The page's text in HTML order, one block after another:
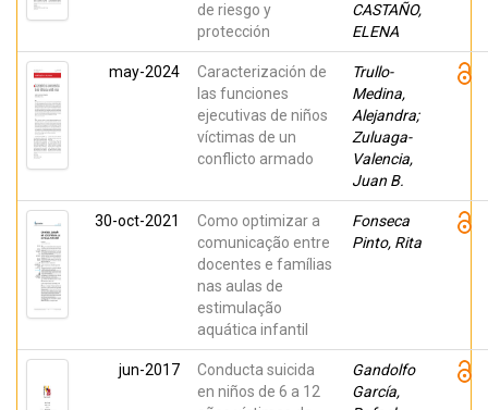
de riesgo y
protección
CASTAÑO,
ELENA
may-2024
Caracterización de
las funciones
ejecutivas de niños
víctimas de un
conflicto armado
Trullo-
Medina,
Alejandra;
Zuluaga-
Valencia,
Juan B.
30-oct-2021
Como optimizar a
comunicação entre
docentes e famílias
nas aulas de
estimulação
aquática infantil
Fonseca
Pinto, Rita
jun-2017
Conducta suicida
en niños de 6 a 12
Gandolfo
García,